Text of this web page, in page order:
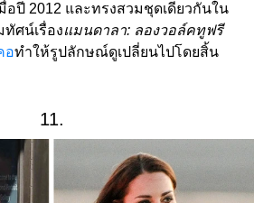
อปี 2012 และทรงสวมชุดเดียวกันใน
ศน์เรื่องแมนดาลา: ลองวอล์คทูฟรี
อทำให้รูปลักษณ์ดูเปลี่ยนไปโดยสิ้น
11.